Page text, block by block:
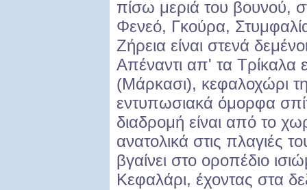
πίσω μεριά του βουνού,
Φενεό, Γκούρα,
Ζήρεια είναι στενά
Απέναντι απ' τα Τρίκαλα
(Μάρκασι), κε­φαλοχώρι
εντυπωσιακά όμορφα
διαδρομή είναι από το
ανατολικά στις πλαγιές
βγαίνει στο οροπέδιο
Κεφαλάρι, έχοντας στα